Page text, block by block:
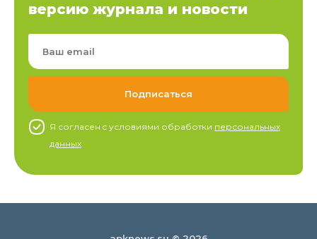
версию журнала и новости
Я согласен c условиями обработки персональных
данных